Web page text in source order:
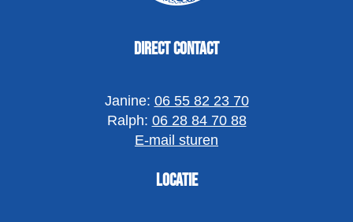
Direct contact
Janine: 06 55 82 23 70
Ralph: 06 28 84 70 88
E-mail sturen
Locatie